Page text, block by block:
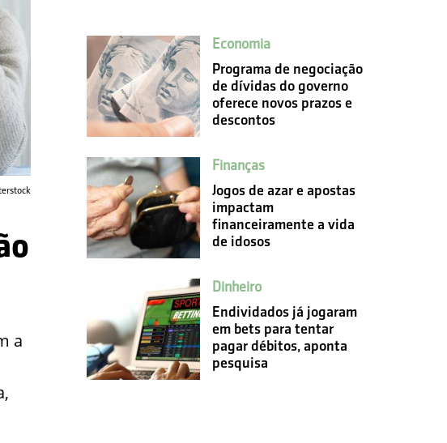
a
Economia
Programa de negociação
de dívidas do governo
oferece novos prazos e
descontos
Finanças
Jogos de azar e apostas
impactam
financeiramente a vida
de idosos
Dinheiro
Endividados já jogaram
em bets para tentar
pagar débitos, aponta
pesquisa